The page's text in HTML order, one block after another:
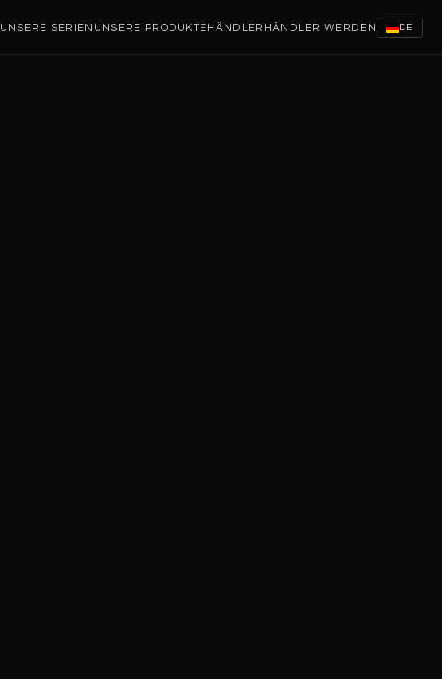
UNSERE SERIEN UNSERE PRODUKTEHÄNDLER HÄNDLER WERDEN DE